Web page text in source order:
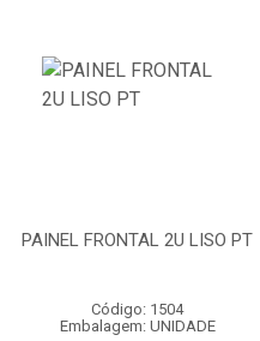
PAINEL FRONTAL 2U LISO PT
Código: 1504
Embalagem: UNIDADE